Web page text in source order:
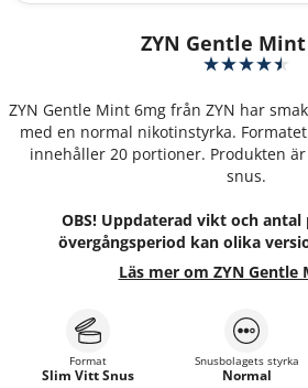
ZYN Gentle
ZYN Gentle Mint 6mg från ZYN har
med en normal nikotinstyrka.
innehåller 20 portioner. Produkten
snus.
OBS! Uppdaterad vikt och
övergångsperiod kan olika
Läs mer om ZYN Gentle
Format
Slim Vitt Snus
Snusbolagets styrka
Normal